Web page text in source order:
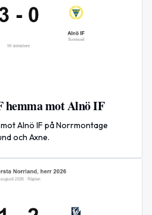
hemma mot Alnö IF
Alnö IF på Norrmontage
och Axne.